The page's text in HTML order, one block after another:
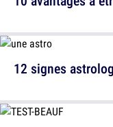
12 signes